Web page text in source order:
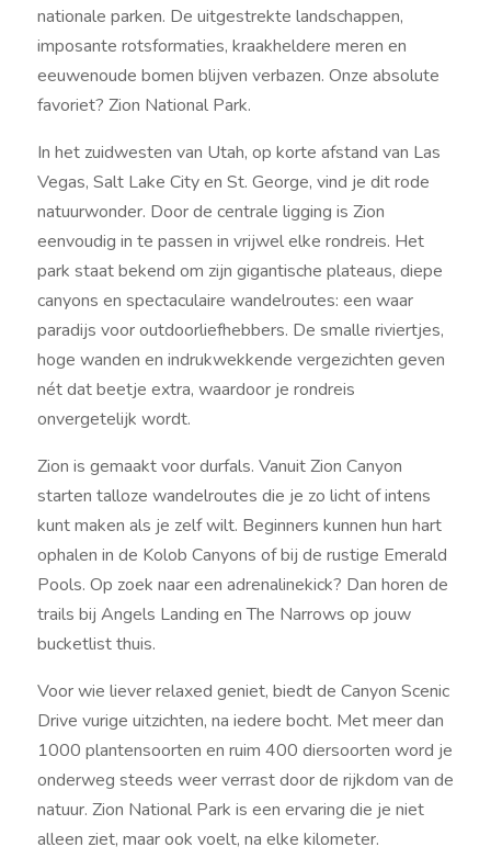
nationale parken. De uitgestrekte landschappen,
imposante rotsformaties, kraakheldere meren en
eeuwenoude bomen blijven verbazen. Onze absolute
favoriet? Zion National Park.
In het zuidwesten van Utah, op korte afstand van Las
Vegas, Salt Lake City en St. George, vind je dit rode
natuurwonder. Door de centrale ligging is Zion
eenvoudig in te passen in vrijwel elke rondreis. Het
park staat bekend om zijn gigantische plateaus, diepe
canyons en spectaculaire wandelroutes: een waar
paradijs voor outdoorliefhebbers. De smalle riviertjes,
hoge wanden en indrukwekkende vergezichten geven
nét dat beetje extra, waardoor je rondreis
onvergetelijk wordt.
Zion is gemaakt voor durfals. Vanuit Zion Canyon
starten talloze wandelroutes die je zo licht of intens
kunt maken als je zelf wilt. Beginners kunnen hun hart
ophalen in de Kolob Canyons of bij de rustige Emerald
Pools. Op zoek naar een adrenalinekick? Dan horen de
trails bij Angels Landing en The Narrows op jouw
bucketlist thuis.
Voor wie liever relaxed geniet, biedt de Canyon Scenic
Drive vurige uitzichten, na iedere bocht. Met meer dan
1000 plantensoorten en ruim 400 diersoorten word je
onderweg steeds weer verrast door de rijkdom van de
natuur. Zion National Park is een ervaring die je niet
alleen ziet, maar ook voelt, na elke kilometer.